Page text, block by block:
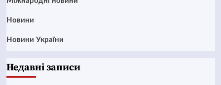
Новини
Новини України
Недавні записи